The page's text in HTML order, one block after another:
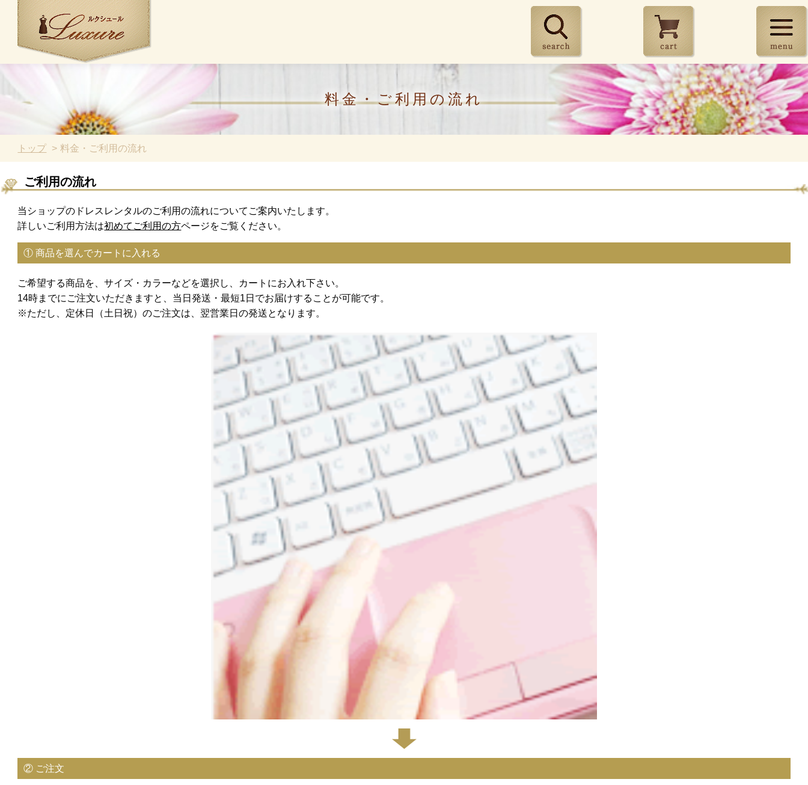
料金・ご利用の流れ
トップ 料金・ご利用の流れ
ご利用の流れ
当ショップのドレスレンタルのご利用の流れについてご案内いたします。
詳しいご利用方法は初めてご利用の方ページをご覧ください。
① 商品を選んでカートに入れる
ご希望する商品を、サイズ・カラーなどを選択し、カートにお入れ下さい。
14時までにご注文いただきますと、当日発送・最短1日でお届けすることが可能です。
※ただし、定休日（土日祝）のご注文は、翌営業日の発送となります。
② ご注文